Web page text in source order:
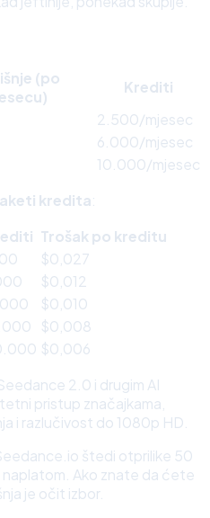
(po
Krediti
2.500/mjesec
6.000/mjesec
10.000/mjesec
kredita:
Trošak po kreditu
$0,027
$0,012
$0,010
$0,008
$0,006
2.0 i drugim AI
pristup značajkama,
i razlučivost do 1080p HD.
štedi otprilike 50
Ako znate da ćete
je očit izbor.